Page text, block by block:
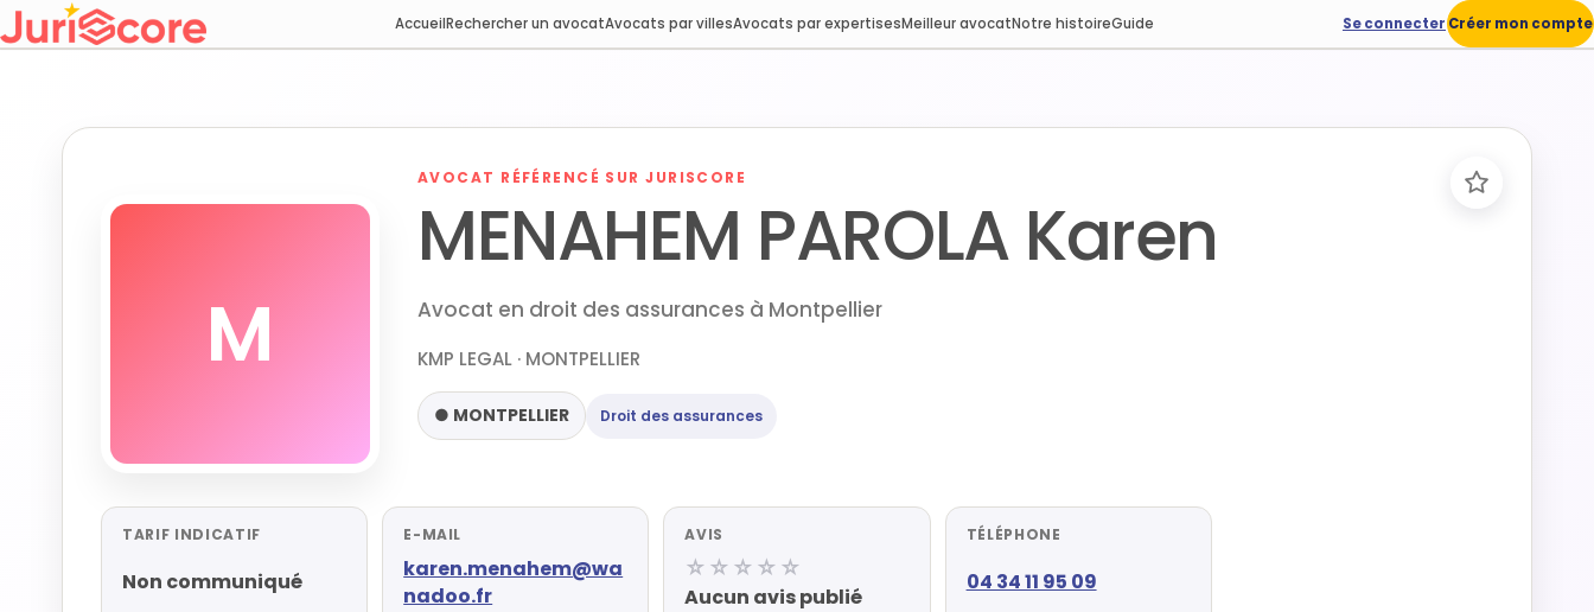
AccueilRechercher un avocatAvocats par villesAvocats par expertisesMeilleur avocatNotre histoireGuide Se connecter Créer mon compte
M
AVOCAT RÉFÉRENCÉ SUR JURISCORE
MENAHEM PAROLA Karen
Avocat en droit des assurances à Montpellier
KMP LEGAL · MONTPELLIER
● MONTPELLIER Droit des assurances
TARIF INDICATIF
Non communiqué
E-MAIL
karen.menahem@wa
nadoo.fr
AVIS
☆☆☆☆☆
Aucun avis publié
TÉLÉPHONE
04 34 11 95 09